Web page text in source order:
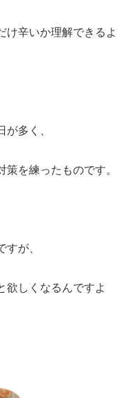
け辛いか理解できるよ
多く、
を練ったものです。
が、
欲しくなるんですよ